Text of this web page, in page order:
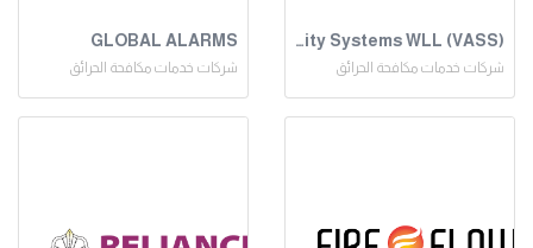
GLOBAL ALARMS
شركات خدمات مكافحة الحرائق
Vijay Arabia Fire & Security Systems WLL (VASS)
شركات خدمات مكافحة الحرائق